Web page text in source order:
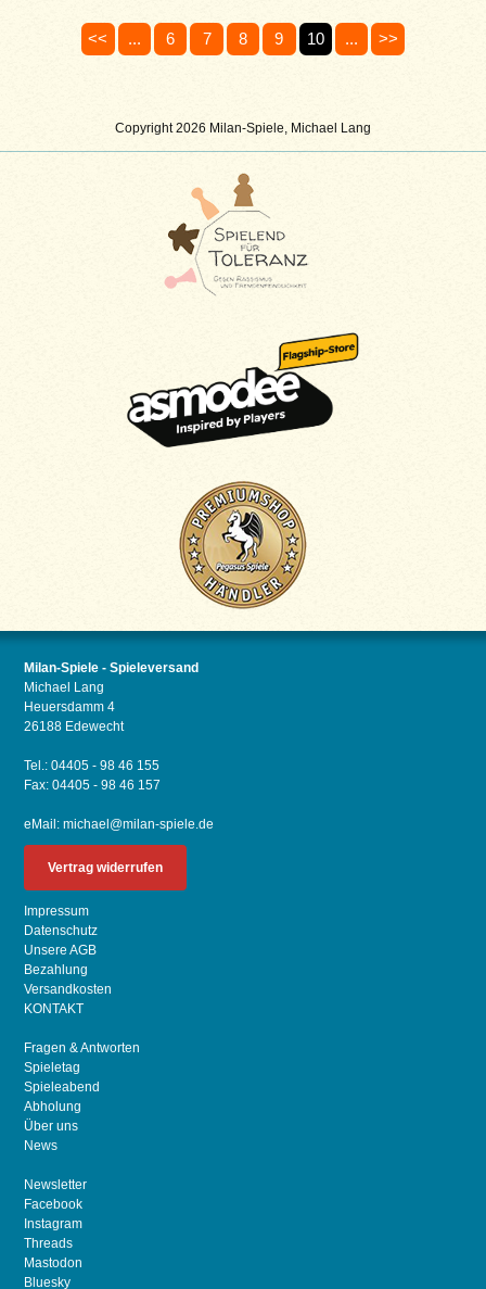
Copyright 2026 Milan-Spiele, Michael Lang
<< ... 6 7 8 9 10 ... >>
Milan-Spiele - Spieleversand
Michael Lang
Heuersdamm 4
26188 Edewecht
Tel.: 04405 - 98 46 155
Fax: 04405 - 98 46 157
eMail:michael@milan-spiele.de
Vertrag widerrufen
Impressum
Datenschutz
Unsere AGB
Bezahlung
Versandkosten
KONTAKT
Fragen & Antworten
Spieletag
Spieleabend
Abholung
Über uns
News
Newsletter
Facebook
Instagram
Threads
Mastodon
Bluesky